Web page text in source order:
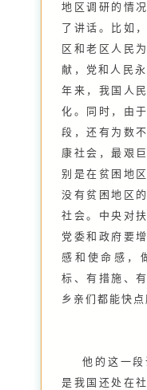
地区调研的情
了讲话。比如
区和老区人民
献，党和人民
年来，我国人
化。同时，由
段，还有为数
康社会，最艰
别是在贫困地
没有贫困地区
社会。中央对
党委和政府要
感和使命感，
标、有措施、
乡亲们都能快点
他的这一
是我国还处在